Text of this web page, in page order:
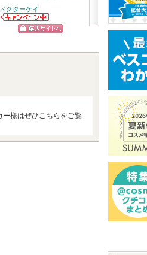
ドクターケイ
ドクターケイか
らのお知らせが
ランコム
ショッピン
グサイトへ
ー様はぜひこちらをご覧